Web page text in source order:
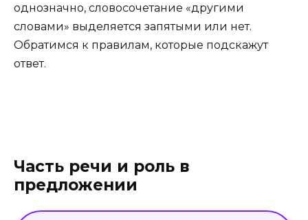
однозначно, словосочетание «другими
словами» выделяется запятыми или нет.
Обратимся к правилам, которые подскажут
ответ.
Часть речи и роль в
предложении